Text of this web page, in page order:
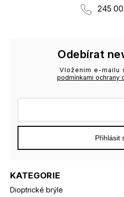
245
KATEGORIE
Dioptrické brýle
Odebírat
Vložením e-mailu
podmínkami ochrany
Přihlásit